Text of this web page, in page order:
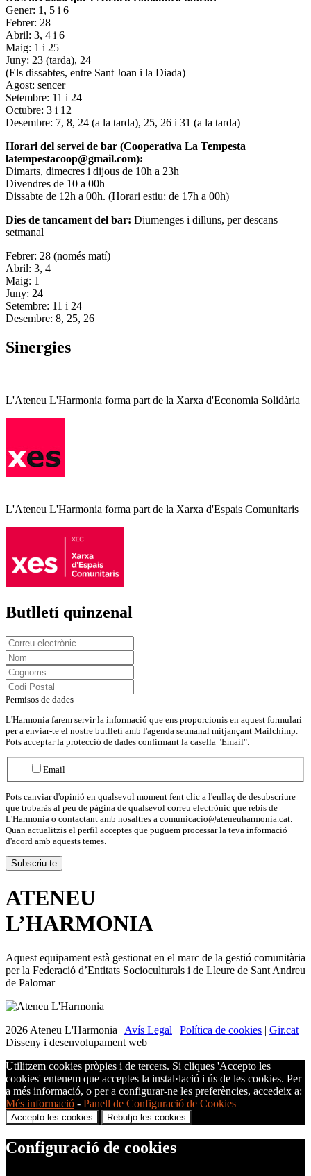
Gener: 1, 5 i 6
Febrer: 28
Abril: 3, 4 i 6
Maig: 1 i 25
Juny: 23 (tarda), 24
(Els dissabtes, entre Sant Joan i la Diada)
Agost: sencer
Setembre: 11 i 24
Octubre: 3 i 12
Desembre: 7, 8, 24 (a la tarda), 25, 26 i 31 (a la tarda)
Horari del servei de bar (Cooperativa La Tempesta
latempestacoop@gmail.com):
Dimarts, dimecres i dijous de 10h a 23h
Divendres de 10 a 00h
Dissabte de 12h a 00h. (Horari estiu: de 17h a 00h)
Dies de tancament del bar: Diumenges i dilluns, per descans
setmanal
Febrer: 28 (només matí)
Abril: 3, 4
Maig: 1
Juny: 24
Setembre: 11 i 24
Desembre: 8, 25, 26
Sinergies
L'Ateneu L'Harmonia forma part de la Xarxa d'Economia Solidària
L'Ateneu L'Harmonia forma part de la Xarxa d'Espais Comunitaris
Butlletí quinzenal
Permisos de dades
L'Harmonia farem servir la informació que ens proporcionis en aquest formulari
per a enviar-te el nostre butlletí amb l'agenda setmanal mitjançant Mailchimp.
Pots acceptar la protecció de dades confirmant la casella "Email".
Email
Pots canviar d'opinió en qualsevol moment fent clic a l'enllaç de desubscriure
que trobaràs al peu de pàgina de qualsevol correu electrònic que rebis de
L'Harmonia o contactant amb nosaltres a comunicacio@ateneuharmonia.cat.
Quan actualitzis el perfil acceptes que puguem processar la teva informació
d'acord amb aquests temes.
ATENEU
L’HARMONIA
Aquest equipament està gestionat en el marc de la gestió comunitària
per la Federació d’Entitats Socioculturals i de Lleure de Sant Andreu
de Palomar
2026 Ateneu L'Harmonia | Avís Legal | Política de cookies | Gir.cat
Disseny i desenvolupament web
Utilitzem cookies pròpies i de tercers. Si cliques 'Accepto les
cookies' entenem que acceptes la instal·lació i ús de les cookies. Per
a més informació, o per a configurar-ne les preferències, accedeix a:
Més informació - Panell de Configuració de Cookies
Accepto les cookies Rebutjo les cookies
Configuració de cookies